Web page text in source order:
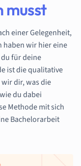
musst
einer Gelegenheit,
haben wir hier eine
für deine
ist die qualitative
dir, was die
du dabei
Methode mit sich
Bachelorarbeit